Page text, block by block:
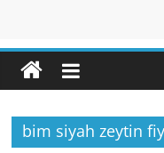
bim siyah zeytin